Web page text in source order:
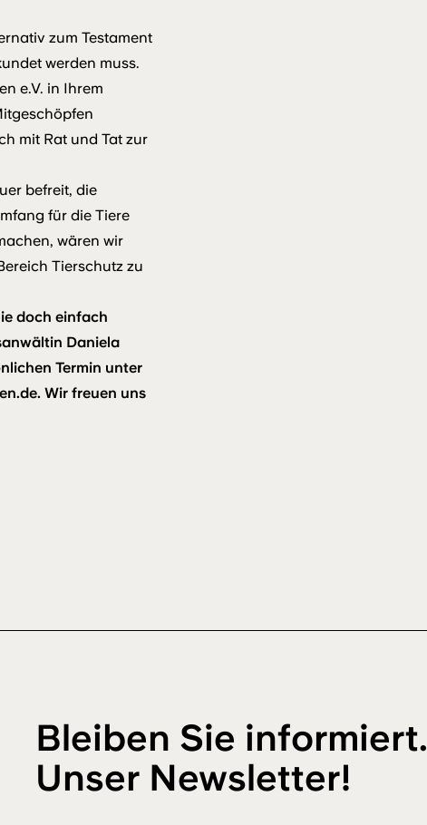
zum Testament
werden muss.
e.V. in Ihrem
mit Rat und Tat zur
befreit, die
für die Tiere
wären wir
Tierschutz zu
doch einfach
Daniela
Termin unter
. Wir freuen uns
Bleiben Sie informiert.
Unser Newsletter!